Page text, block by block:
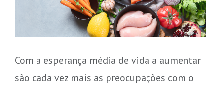
Com a esperança média de vida a aumentar
são cada vez mais as preocupações com o